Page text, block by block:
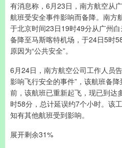
有消息称，6月23日，南方航空从
航班受安全事件影响而备降。南方
于北京时间23日19时49分从广州
备降至马斯喀特机场，于24日5时
原因为“公共安全”。
6月24日，南方航空公司工作人员
影响飞行安全的事件”，该航班备
前，该航班已重新起飞，现已到达
时58分，总计延误约7个小时。该
知有其他航班受到影响。
展开剩余31%